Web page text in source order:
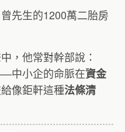
先生的1200萬二胎房
，他常對幹部說：
中小企的命脈在資金
像鉅軒這種法條清